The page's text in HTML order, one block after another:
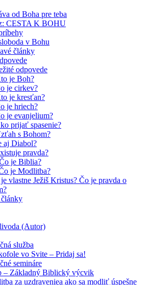
od Boha pre teba
CESTA K BOHU
v Bohu
články
odpovede
je Boh?
je cirkev?
je kresťan?
je hriech?
je evanjelium?
prijať spasenie?
s Bohom?
aj Diabol?
pravda?
je Biblia?
je Modlitba?
vlastne Ježiš Kristus? Čo je pravda o
(Autor)
služba
vo Svite – Pridaj sa!
semináre
– Základný Biblický výcvik
za uzdraveniea ako sa modliť úspešne